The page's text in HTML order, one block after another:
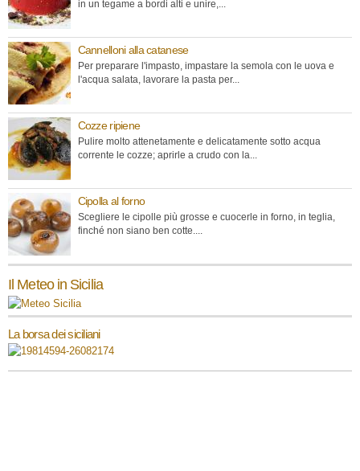
in un tegame a bordi alti e unire,...
Cannelloni alla catanese
Per preparare l'impasto, impastare la semola con le uova e
l'acqua salata, lavorare la pasta per...
Cozze ripiene
Pulire molto attenetamente e delicatamente sotto acqua
corrente le cozze; aprirle a crudo con la...
Cipolla al forno
Scegliere le cipolle più grosse e cuocerle in forno, in teglia,
finché non siano ben cotte....
Il Meteo in Sicilia
La borsa dei siciliani